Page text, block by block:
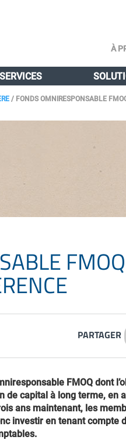
À
SERVICES
/ FONDS OMNIRESPONSABLE
PARTAGER
FMOQ dont
capital à long terme, en
ans maintenant, les
investir en tenant compte